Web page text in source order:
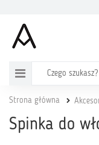
Strona główna
Spinka do